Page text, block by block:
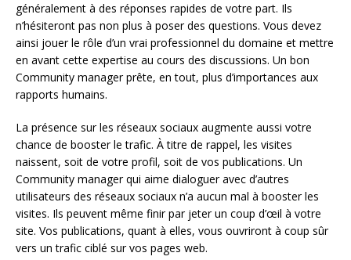
généralement à des réponses rapides de votre part. Ils
n’hésiteront pas non plus à poser des questions. Vous devez
ainsi jouer le rôle d’un vrai professionnel du domaine et mettre
en avant cette expertise au cours des discussions. Un bon
Community manager prête, en tout, plus d’importances aux
rapports humains.
La présence sur les réseaux sociaux augmente aussi votre
chance de booster le trafic. À titre de rappel, les visites
naissent, soit de votre profil, soit de vos publications. Un
Community manager qui aime dialoguer avec d’autres
utilisateurs des réseaux sociaux n’a aucun mal à booster les
visites. Ils peuvent même finir par jeter un coup d’œil à votre
site. Vos publications, quant à elles, vous ouvriront à coup sûr
vers un trafic ciblé sur vos pages web.